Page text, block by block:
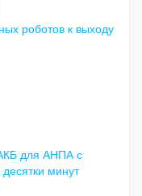
роботов к выходу
для АНПА с
минут